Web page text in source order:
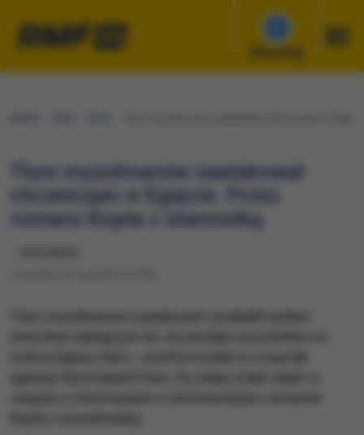
Słuchaj
Tłum muzułmanów zaatakował
chrześcijan w Egipcie. Przez
romans Kopta z islamistką